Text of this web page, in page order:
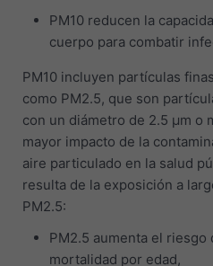
PM10 reducen la
cuerpo para combatir
PM10 incluyen partículas
como PM2.5, que son
con un diámetro de 2.5 μm o
mayor impacto de la
aire particulado en la salud
resulta de la exposición a
PM2.5:
PM2.5 aumenta el riesgo
mortalidad por edad,